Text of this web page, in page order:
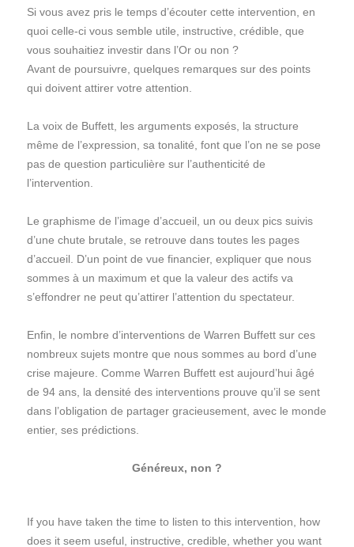
Si vous avez pris le temps d’écouter cette intervention, en
quoi celle-ci vous semble utile, instructive, crédible, que
vous souhaitiez investir dans l’Or ou non ?
Avant de poursuivre, quelques remarques sur des points
qui doivent attirer votre attention.
La voix de Buffett, les arguments exposés, la structure
même de l’expression, sa tonalité, font que l’on ne se pose
pas de question particulière sur l’authenticité de
l’intervention.
Le graphisme de l’image d’accueil, un ou deux pics suivis
d’une chute brutale, se retrouve dans toutes les pages
d’accueil. D’un point de vue financier, expliquer que nous
sommes à un maximum et que la valeur des actifs va
s’effondrer ne peut qu’attirer l’attention du spectateur.
Enfin, le nombre d’interventions de Warren Buffett sur ces
nombreux sujets montre que nous sommes au bord d’une
crise majeure. Comme Warren Buffett est aujourd’hui âgé
de 94 ans, la densité des interventions prouve qu’il se sent
dans l’obligation de partager gracieusement, avec le monde
entier, ses prédictions.
Généreux, non ?
If you have taken the time to listen to this intervention, how
does it seem useful, instructive, credible, whether you want